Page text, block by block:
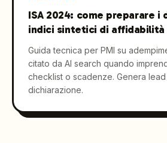
ISA 2024: come preparare i
indici sintetici di affidabilità
Guida tecnica per PMI su
citato da AI search quando
checklist o scadenze. Genera
dichiarazione.